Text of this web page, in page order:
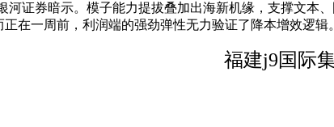
证券暗示。模子能力提拔叠加出海新机缘，支撑文本
在一周前，利润端的强劲弹性无力验证了降本增效逻辑。
福建j9国际